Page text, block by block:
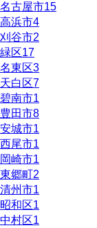
名古屋市15
高浜市4
刈谷市2
緑区17
名東区3
天白区7
碧南市1
豊田市8
安城市1
西尾市1
岡崎市1
東郷町 2
清州市1
昭和区1
中村区1